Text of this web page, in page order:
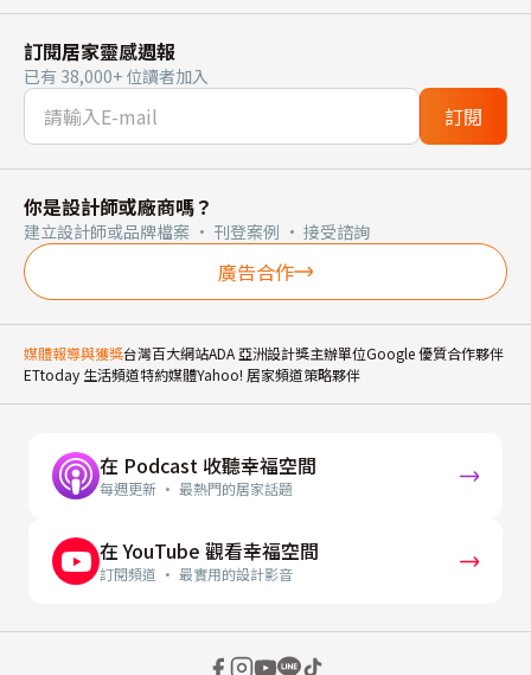
訂閱居家靈感週報
已有 38,000+ 位讀者加入
訂閱
你是設計師或廠商嗎？
建立設計師或品牌檔案 · 刊登案例 · 接受諮詢
廣告合作
媒體報導與獲獎台灣百大網站ADA 亞洲設計獎主辦單位Google 優質合作夥伴
ETtoday 生活頻道特約媒體Yahoo! 居家頻道策略夥伴
在 Podcast 收聽幸福空間
每週更新 · 最熱門的居家話題
在 YouTube 觀看幸福空間
訂閱頻道 · 最實用的設計影音